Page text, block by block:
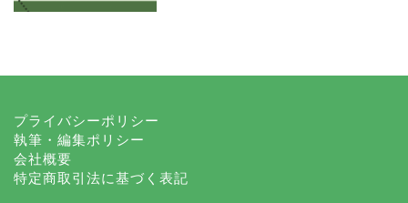
プライバシーポリシー
執筆・編集ポリシー
会社概要
特定商取引法に基づく表記